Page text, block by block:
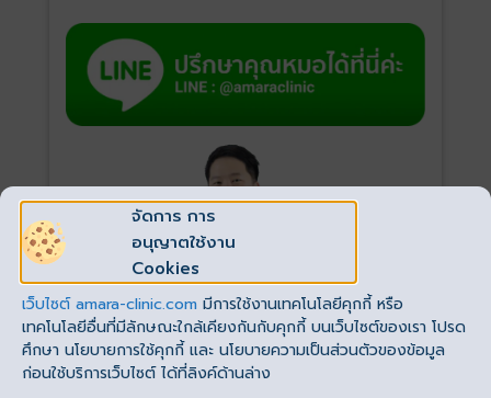
จัดการ การ
อนุญาตใช้งาน
Cookies
เว็บไซต์amara-clinic.com มีการใช้งานเทคโนโลยีคุกกี้ หรือ
เทคโนโลยีอื่นที่มีลักษณะใกล้เคียงกันกับคุกกี้ บนเว็บไซต์ของเรา โปรด
ศึกษา นโยบายการใช้คุกกี้ และ นโยบายความเป็นส่วนตัวของข้อมูล
ก่อนใช้บริการเว็บไซต์ ได้ที่ลิงค์ด้านล่าง
แพทย์ผู้ชำนาญการ